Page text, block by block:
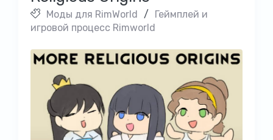
Моды для RimWorld /
Геймплей и
игровой процесс Rimworld